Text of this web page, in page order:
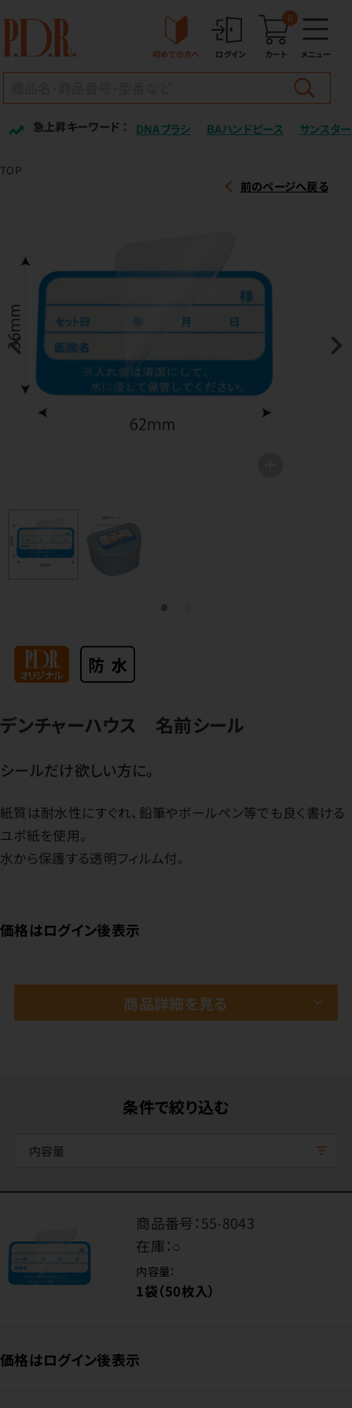
初めての方へ ログイン カート
0
メニュー
急上昇キーワード ： DNAブラシ BAハンドピース サンスター
TOP
前のページへ戻る
デンチャーハウス 名前シール
シールだけ欲しい方に。
紙質は耐水性にすぐれ、鉛筆やボールペン等でも良く書ける
ユポ紙を使用。
水から保護する透明フィルム付。
価格はログイン後表示
商品詳細を見る
条件で絞り込む
内容量
商品番号：55-8043
在庫：○
内容量：
1袋（50枚入）
価格はログイン後表示